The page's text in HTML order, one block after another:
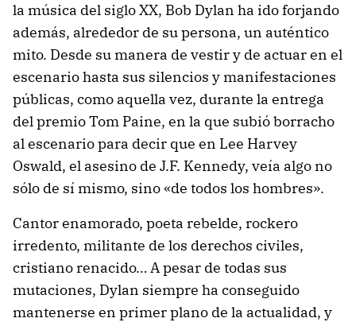
la música del siglo XX, Bob Dylan ha ido forjando
además, alrededor de su persona, un auténtico
mito. Desde su manera de vestir y de actuar en el
escenario hasta sus silencios y manifestaciones
públicas, como aquella vez, durante la entrega
del premio Tom Paine, en la que subió borracho
al escenario para decir que en Lee Harvey
Oswald, el asesino de J.F. Kennedy, veía algo no
sólo de sí mismo, sino «de todos los hombres».
Cantor enamorado, poeta rebelde, rockero
irredento, militante de los derechos civiles,
cristiano renacido… A pesar de todas sus
mutaciones, Dylan siempre ha conseguido
mantenerse en primer plano de la actualidad, y